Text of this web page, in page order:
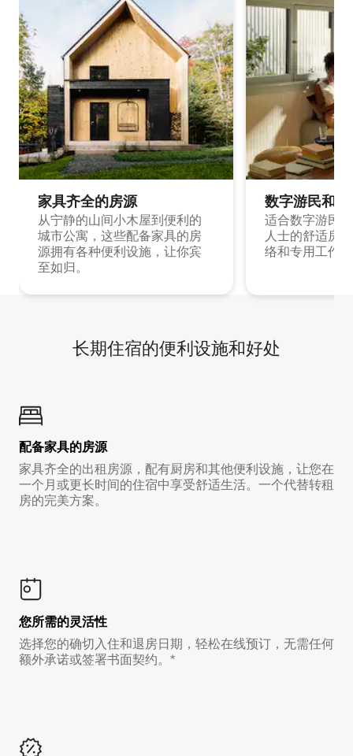
家具齐全的房源
从宁静的山间小木屋到便利的
城市公寓，这些配备家具的房
源拥有各种便利设施，让你宾
至如归。
数字游民和
适合数字游民
人士的舒适房
络和专用工作
长期住宿的便利设施和好处
配备家具的房源
家具齐全的出租房源，配有厨房和其他便利设施，让您在
一个月或更长时间的住宿中享受舒适生活。一个代替转租
房的完美方案。
您所需的灵活性
选择您的确切入住和退房日期，轻松在线预订，无需任何
额外承诺或签署书面契约。*